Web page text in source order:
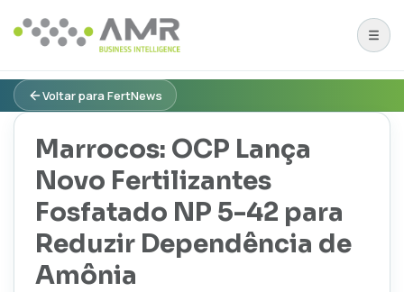
Voltar para FertNews
Marrocos: OCP Lança
Novo Fertilizantes
Fosfatado NP 5-42 para
Reduzir Dependência de
Amônia